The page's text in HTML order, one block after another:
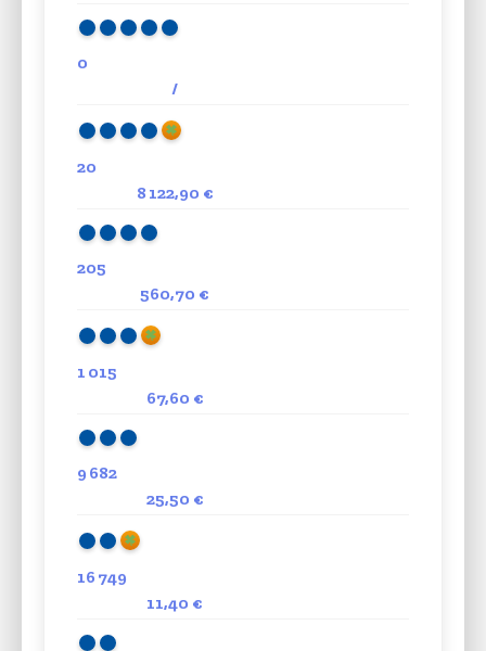
0
/
20
8 122,90 €
205
560,70 €
1 015
67,60 €
9 682
25,50 €
16 749
11,40 €